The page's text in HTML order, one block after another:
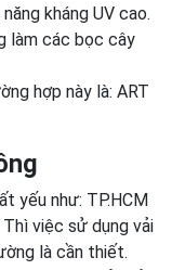
kháng UV cao.
làm các bọc cây
hợp này là: ART
g
yếu như: TP.HCM
việc sử dụng vải
là cần thiết.